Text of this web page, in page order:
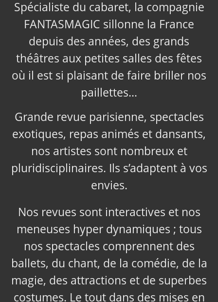
Spécialiste du cabaret, la compagnie
FANTASMAGIC sillonne la France
depuis des années, des grands
théâtres aux petites salles des fêtes
où il est si plaisant de faire briller nos
paillettes…
Grande revue parisienne, spectacles
exotiques, repas animés et dansants,
nos artistes sont nombreux et
pluridisciplinaires. Ils s’adaptent à vos
envies.
Nos revues sont interactives et nos
meneuses hyper dynamiques ; tous
nos spectacles comprennent des
ballets, du chant, de la comédie, de la
magie, des attractions et de superbes
costumes. Le tout dans des mises en